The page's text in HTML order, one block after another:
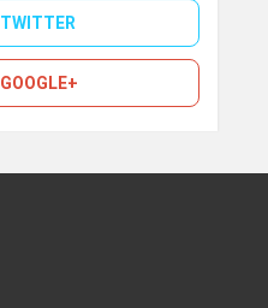
TWITTER
GOOGLE+